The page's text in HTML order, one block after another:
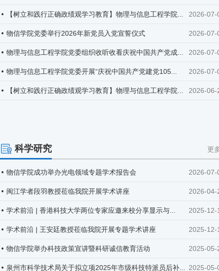
【树立和践行正确政绩观学习教育】物理与信息工程学院... 2026-07-
物信学院党委举行2026年新党员入党宣誓仪式 2026-07-
物理与信息工程学院党委组织收听收看庆祝中国共产党成... 2026-07-
物理与信息工程学院党委开展“庆祝中国共产党建党105... 2026-07-
【树立和践行正确政绩观学习教育】物理与信息工程学院... 2026-06-
科学研究 更
物信学院成功举办光电领域专题学术报告会 2026-07-
闽江学者段羽教授莅临我院开展学术讲座 2026-04-
学术前沿 | 香港科技大学两位专家应邀来校分享显示与... 2025-12-
学术前沿 | 王安廷教授莅临我院开展专题学术讲座 2025-12-
物信学院举办科技政策宣讲暨科研诚信教育活动 2025-05-
泉州市科学技术局关于拟立项2025年市级科技特派员后补... 2025-05-